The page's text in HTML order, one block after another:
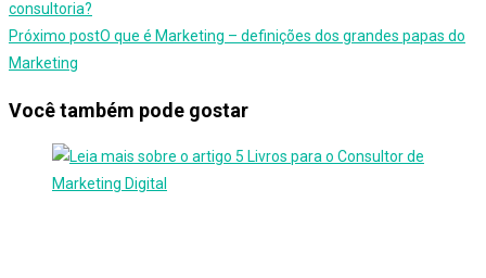
consultoria?
Próximo postO que é Marketing – definições dos grandes papas do
Marketing
Você também pode gostar